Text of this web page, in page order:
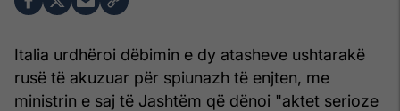
Italia urdhëroi dëbimin e dy atasheve ushtarakë
rusë të akuzuar për spiunazh të enjten, me
ministrin e saj të Jashtëm që dënoi "aktet serioze